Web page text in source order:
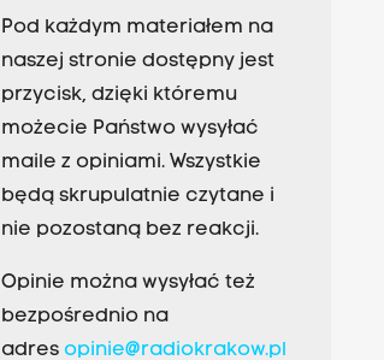
Pod każdym materiałem na
naszej stronie dostępny jest
przycisk, dzięki któremu
możecie Państwo wysyłać
maile z opiniami. Wszystkie
będą skrupulatnie czytane i
nie pozostaną bez reakcji.
Opinie można wysyłać też
bezpośrednio na
adres opinie@radiokrakow.pl